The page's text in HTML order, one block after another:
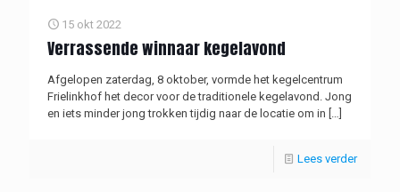
15 okt 2022
Verrassende winnaar kegelavond
Afgelopen zaterdag, 8 oktober, vormde het kegelcentrum
Frielinkhof het decor voor de traditionele kegelavond. Jong
en iets minder jong trokken tijdig naar de locatie om in […]
Lees verder